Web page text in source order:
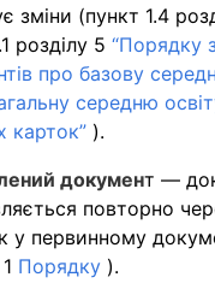
зміни (пункт 1.4
розділу 5 “Порядку
про базову
середню
карток” ).
документ —
повторно
у первинному
Порядку ).